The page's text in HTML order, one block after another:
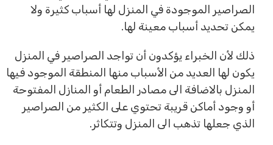
الصراصير الموجودة في المنزل لها أسباب كثيرة ولا
يمكن تحديد أسباب معينة لها.
ذلك لأن الخبراء يؤكدون أن تواجد الصراصير في المنزل
يكون لها العديد من الأسباب منها المنطقة الموجود فيها
المنزل بالاضافة الى مصادر الطعام أو المنازل المفتوحة
أو وجود أماكن قريبة تحتوي على الكثير من الصراصير
الذي جعلها تذهب الى المنزل وتتكاثر.